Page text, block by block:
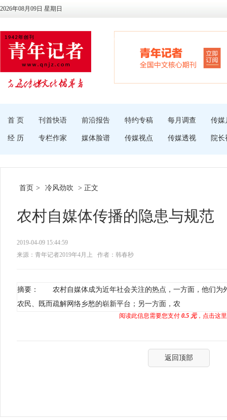
2026年08月09日 星期日
首 页 刊首快语 前沿报告 特约专稿 每月调查 传媒
经 历 专栏作家 媒体脸谱 传媒视点 传媒透视 院长
首页 > 冷风劲吹 > 正文
农村自媒体传播的隐患与规范
2019-04-09 15:44:59
来源：青年记者2019年4月上
作者：韩春秒
摘要： 农村自媒体成为近年社会关注的热点，一方面，他们为
农民、既而疏解网络乡愁的崭新平台；另一方面，农
阅读此信息需要您支付 0.5 元，点击这
返回顶部